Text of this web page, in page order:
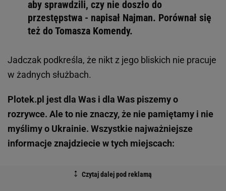
aby sprawdzili, czy nie doszło do
przestępstwa - napisał Najman. Porównał się
też do Tomasza Komendy.
Jadczak podkreśla, że nikt z jego bliskich nie pracuje
w żadnych służbach.
Plotek.pl jest dla Was i dla Was piszemy o
rozrywce. Ale to nie znaczy, że nie pamiętamy i nie
myślimy o Ukrainie. Wszystkie najważniejsze
informacje znajdziecie w tych miejscach: